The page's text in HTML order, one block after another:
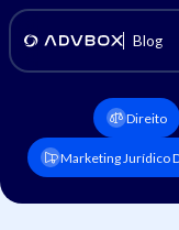
Blog
Direito
Marketing Jurídico